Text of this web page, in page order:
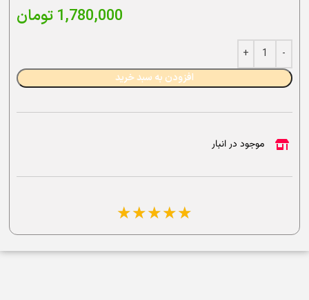
1,780,000 تومان
افزودن به سبد خرید
موجود در انبار
☆
☆
☆
☆
☆